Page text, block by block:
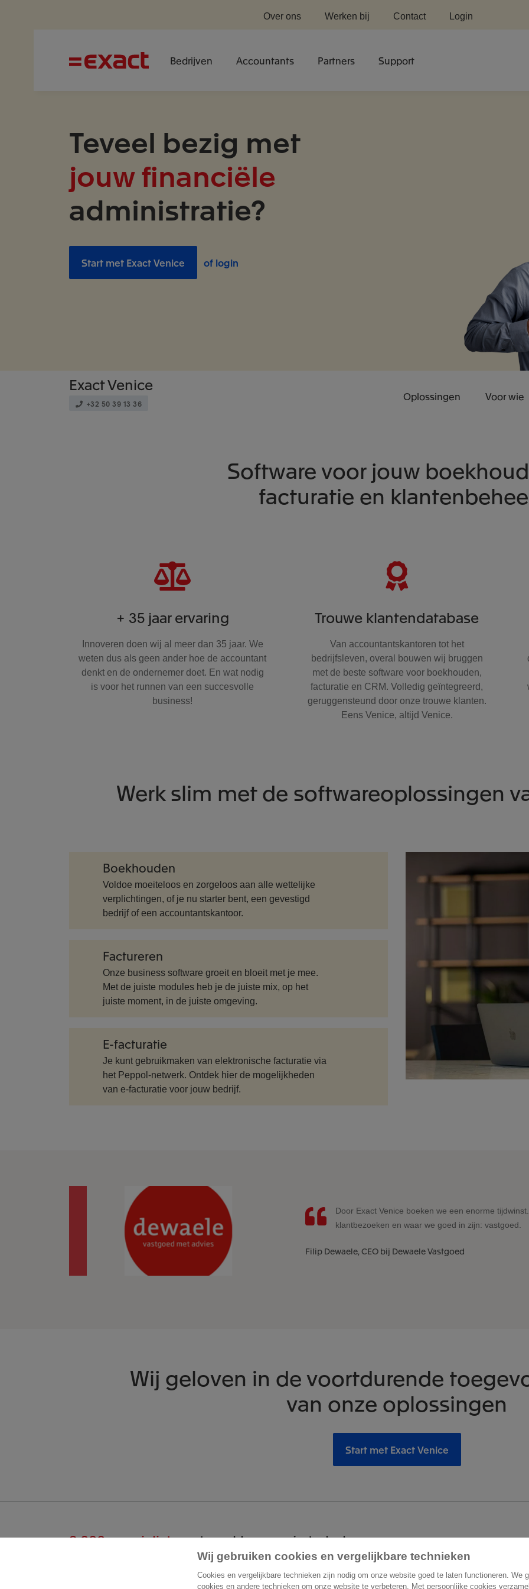
Bedrijven Accountants Partners Support
Over ons Werken bij Contact Login
Teveel bezig met
jouw financiële
administratie?
Start met Exact Venice of login
ExactVenice
+32 50 39 13 36
Oplossingen Voor wie
Software voor jouw
facturatie en
+ 35 jaar ervaring
Innoveren doen wij al meer dan 35 jaar. We
weten dus als geen ander hoe de accountant
denkt en de ondernemer doet. En wat nodig
is voor het runnen van een succesvolle
business!
Trouwe klantendatabase
Van accountantskantoren tot het
bedrijfsleven, overal bouwen wij bruggen
met de beste software voor boekhouden,
facturatie en CRM. Volledig geïntegreerd,
geruggensteund door onze trouwe klanten.
Eens Venice, altijd Venice.
Werk slim met de softwareoplossingen
Boekhouden
Voldoe moeiteloos en zorgeloos aan alle wettelijke
verplichtingen, of je nu starter bent, een gevestigd
bedrijf of een accountantskantoor.
Lees
Factureren
Onze business software groeit en bloeit met je mee.
Met de juiste modules heb je de juiste mix, op het
juiste moment, in de juiste omgeving.
Lees
E-facturatie
Je kunt gebruikmaken van elektronische facturatie via
het Peppol-netwerk. Ontdek hier de mogelijkheden
van e-facturatie voor jouw bedrijf.
Door Exact Venice boeken we een enorme
klantbezoeken en waar we goed in zijn: vastgoed.
Filip Dewaele, CEO bij Dewaele Vastgoed
Wij geloven in de voortdurende
van onze oplossingen
Start met Exact Venice
2.000 specialistenstaan klaar om je te helpen
Contact Overige informatie
Wij gebruiken cookies en vergelijkbare technieken
Cookies en vergelijkbare technieken zijn nodig om onze website goed te laten functioneren. We
cookies en andere technieken om onze website te verbeteren. Met persoonlijke cookies